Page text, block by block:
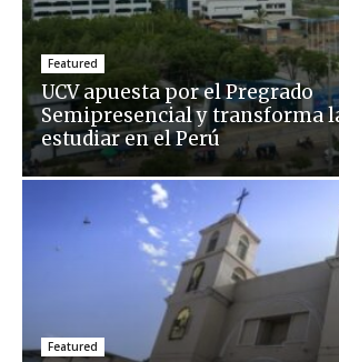
Featured
UCV apuesta por el Pregrado
Semipresencial y transforma
estudiar en el Perú
Featured